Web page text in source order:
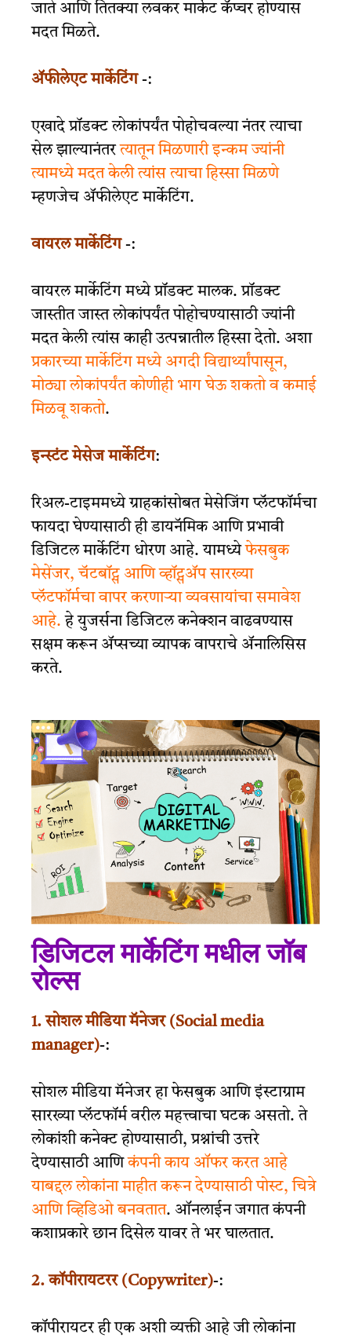
जाते आणि तितक्या लवकर मार्केट कॅप्चर होण्यास
मदत मिळते.
ॲफीलेएट मार्केटिंग -:
एखादे प्रॉडक्ट लोकांपर्यंत पोहोचवल्या नंतर त्याचा
सेल झाल्यानंतर त्यातून मिळणारी इन्कम ज्यांनी
त्यामध्ये मदत केली त्यांस त्याचा हिस्सा मिळणे
म्हणजेच ॲफीलेएट मार्केटिंग.
वायरल मार्केटिंग-:
वायरल मार्केटिंग मध्ये प्रॉडक्ट मालक. प्रॉडक्ट
जास्तीत जास्त लोकांपर्यंत पोहोचण्यासाठी ज्यांनी
मदत केली त्यांस काही उत्पन्नातील हिस्सा देतो. अशा
प्रकारच्या मार्केटिंग मध्ये अगदी विद्यार्थ्यांपासून,
मोठ्या लोकांपर्यंत कोणीही भाग घेऊ शकतो व कमाई
मिळवू शकतो.
इन्स्टंट मेसेज मार्केटिंग:
रिअल-टाइममध्ये ग्राहकांसोबत मेसेजिंग प्लॅटफॉर्मचा
फायदा घेण्यासाठी ही डायनॅमिक आणि प्रभावी
डिजिटल मार्केटिंग धोरण आहे. यामध्ये फेसबुक
मेसेंजर, चॅटबॉट्स आणि व्हॉट्सॲप सारख्या
प्लॅटफॉर्मचा वापर करणाऱ्या व्यवसायांचा समावेश
आहे. हे युजर्सना डिजिटल कनेक्शन वाढवण्यास
सक्षम करून ॲप्सच्या व्यापक वापराचे ॲनालिसिस
करते.
डिजिटल मार्केटिंग मधील जॉब
रोल्स
1. सोशल मीडिया मॅनेजर (Social media
manager)-:
सोशल मीडिया मॅनेजर हा फेसबुक आणि इंस्टाग्राम
सारख्या प्लॅटफॉर्म वरील महत्त्वाचा घटक असतो. ते
लोकांशी कनेक्ट होण्यासाठी, प्रश्नांची उत्तरे
देण्यासाठी आणि कंपनी काय ऑफर करत आहे
याबद्दल लोकांना माहीत करून देण्यासाठी पोस्ट, चित्रे
आणि व्हिडिओ बनवतात. ऑनलाईन जगात कंपनी
कशाप्रकारे छान दिसेल यावर ते भर घालतात.
2. कॉपीरायटरर (Copywriter)-:
कॉपीरायटर ही एक अशी व्यक्ती आहे जी लोकांना